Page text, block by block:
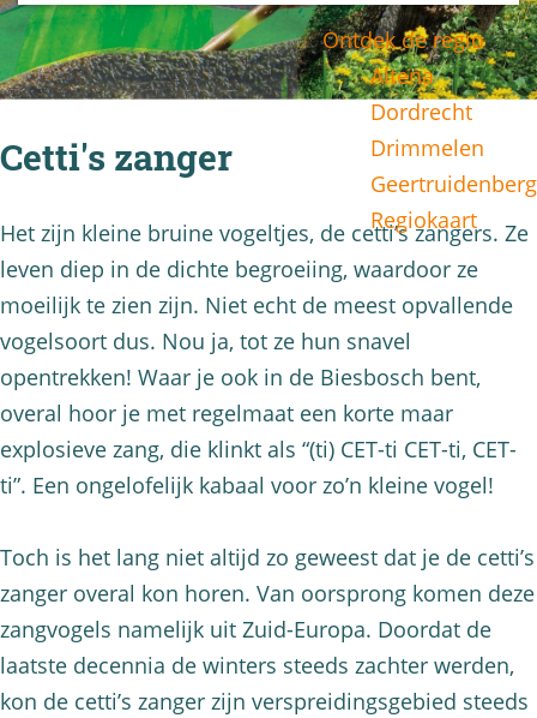
p
g
Ontdek de regio
Altena
Dordrecht
Drimmelen
Geertruidenberg
Regiokaart
Cetti's zanger
Het zijn kleine bruine vogeltjes, de cetti’s zangers. Ze
leven diep in de dichte begroeiing, waardoor ze
moeilijk te zien zijn. Niet echt de meest opvallende
vogelsoort dus. Nou ja, tot ze hun snavel
opentrekken! Waar je ook in de Biesbosch bent,
overal hoor je met regelmaat een korte maar
explosieve zang, die klinkt als “(ti) CET-ti CET-ti, CET-
ti”. Een ongelofelijk kabaal voor zo’n kleine vogel!
Toch is het lang niet altijd zo geweest dat je de cetti’s
zanger overal kon horen. Van oorsprong komen deze
zangvogels namelijk uit Zuid-Europa. Doordat de
laatste decennia de winters steeds zachter werden,
kon de cetti’s zanger zijn verspreidingsgebied steeds